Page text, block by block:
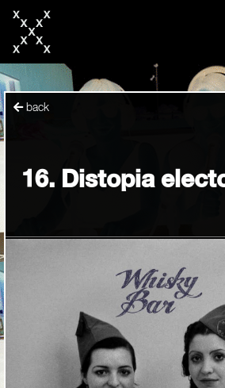
content
back
16. Distopia